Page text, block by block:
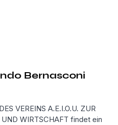
Bernasconi
VEREINS A.E.I.O.U. ZUR
UND WIRTSCHAFT findet ein